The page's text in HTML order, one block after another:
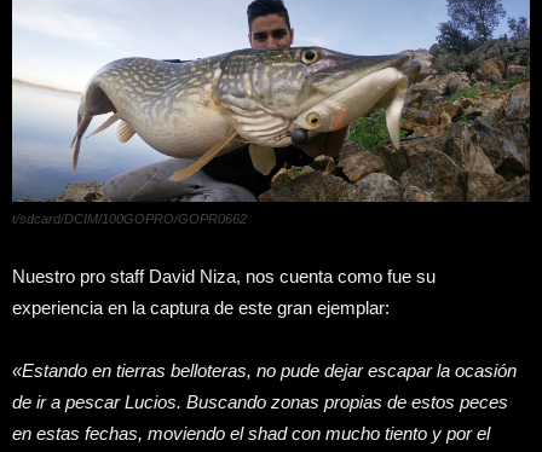
t/sdcard/DCIM/100GOPRO/GOPR0662
Nuestro pro staff David Niza, nos cuenta como fue su
experiencia en la captura de este gran ejemplar:
«Estando en tierras belloteras, no pude dejar escapar la ocasión
de ir a pescar Lucios. Buscando zonas propias de estos peces
en estas fechas, moviendo el shad con mucho tiento y por el